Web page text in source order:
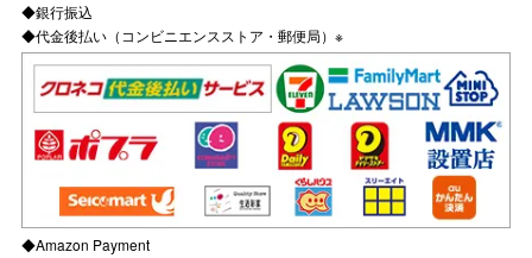
◆銀行振込
◆代金後払い（コンビニエンスストア・郵便局）※
◆Amazon Payment